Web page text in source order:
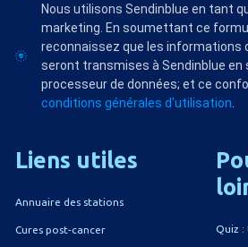
Nous utilisons Sendinblue en tant
marketing. En soumettant ce
reconnaissez que les informations
seront transmises à Sendinblue en
processeur de données; et ce
conditions générales d'utilisation
Liens utiles
Annuaire des stations
Cures post-cancer Quiz :